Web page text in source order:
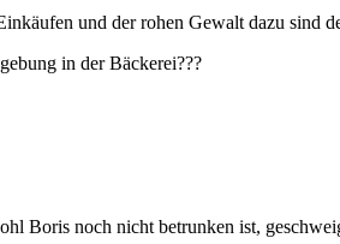
und der rohen Gewalt dazu sind
in der Bäckerei???
Boris noch nicht betrunken ist,